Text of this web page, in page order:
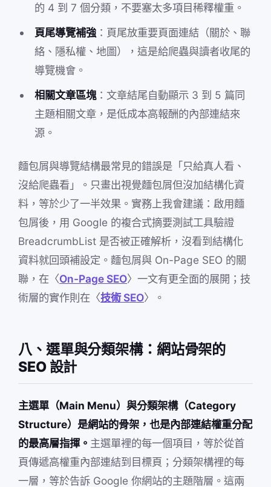
的 4 到 7 個分類，不要塞太多項目稀釋權重。
頁尾導覽補強 ：頁尾放重要頁面連結（關於、聯
絡、隱私權、地圖），這是給爬蟲與讀者收尾的
導覽機會。
相關文章區塊：文章結尾自動顯示 3 到 5 篇同
主題相關文章，是低成本高報酬的內部連結來
源。
麵包屑與導覽結構最常見的錯誤是「只給真人看、
沒給爬蟲看」。只畫出視覺麵包屑但沒加結構化資
料，等於少了一半效果。實務上我會建議：啟用麵
包屑後，用 Google 的複合式摘要測試工具驗證
BreadcrumbList 是否被正確解析，沒看到結構化
資料就回頭補設定。麵包屑與 On-Page SEO 的關
聯，在〈On-Page SEO〉一文有更全面的展開；技
術層的實作則在〈技術 SEO〉。
八、選單與分類架構：網站骨架的
SEO 設計
主選單（Main Menu）與分類架構（Category
Structure）是網站的骨架，也是內部連結權重分配
的最高層指揮。 主選單裡的每一個項目，等於從首
頁傳遞高權重內部連結到目標頁；分類架構裡的每
一層，等於告訴 Google 你網站的主題階層。這兩